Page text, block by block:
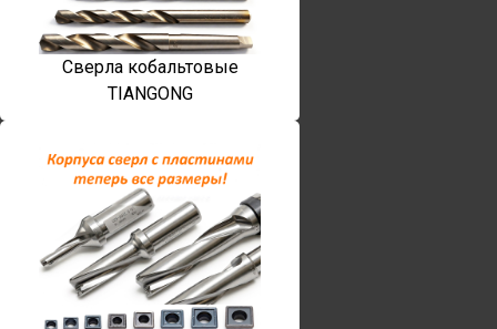
Сверла кобальтовые
TIANGONG